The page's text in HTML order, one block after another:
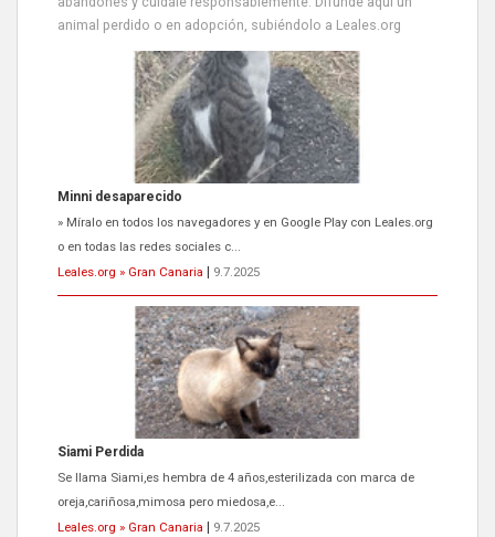
animal perdido o en adopción, subiéndolo a Leales.org
Siami Perdida
Se llama Siami,es hembra de 4 años,esterilizada con marca de
oreja,cariñosa,mimosa pero miedosa,e...
Leales.org » Gran Canaria
9.7.2025
ADOPCIÓN URGENTE GATA TEROR GRAN CANARIA
El ayuntamiento se va a llevar a Los Gatos callejeros de la zona los
próximos días, ella incluida...
Leales.org » Gran Canaria
9.7.2025